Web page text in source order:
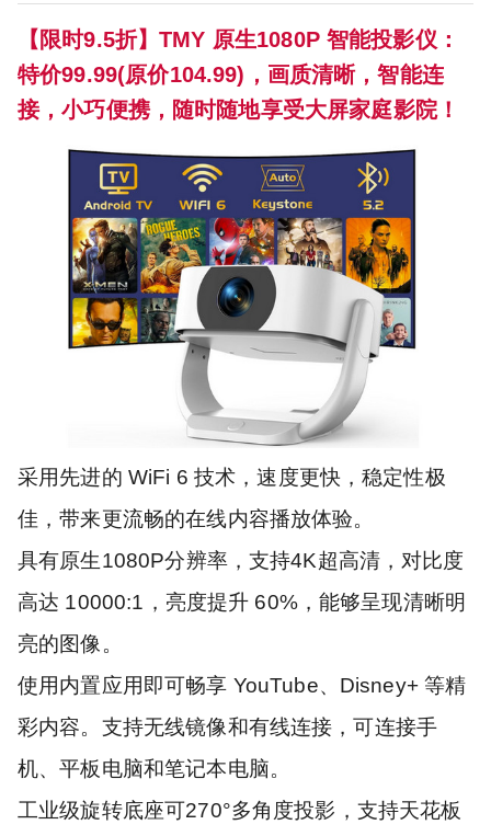
【限时9.5折】TMY 原生1080P 智能投影仪：
特价99.99(原价104.99)，画质清晰，智能连
接，小巧便携，随时随地享受大屏家庭影院！
采用先进的 WiFi 6 技术，速度更快，稳定性极
佳，带来更流畅的在线内容播放体验。
具有原生1080P分辨率，支持4K超高清，对比度
高达 10000:1，亮度提升 60%，能够呈现清晰明
亮的图像。
使用内置应用即可畅享 YouTube、Disney+ 等精
彩内容。支持无线镜像和有线连接，可连接手
机、平板电脑和笔记本电脑。
工业级旋转底座可270°多角度投影，支持天花板